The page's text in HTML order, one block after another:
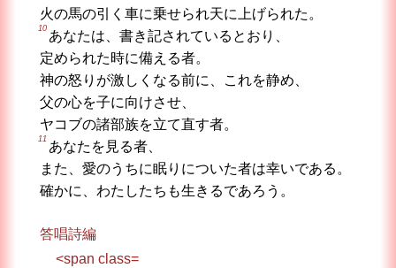
火の馬の引く車に乗せられ天に上げられた。
10
あなたは、書き記されているとおり、
定められた時に備える者。
神の怒りが激しくなる前に、これを静め、
父の心を子に向けさせ、
ヤコブの諸部族を立て直す者。
11
あなたを見る者、
また、愛のうちに眠りについた者は幸いである。
確かに、わたしたちも生きるであろう。
答唱詩編
<span class=